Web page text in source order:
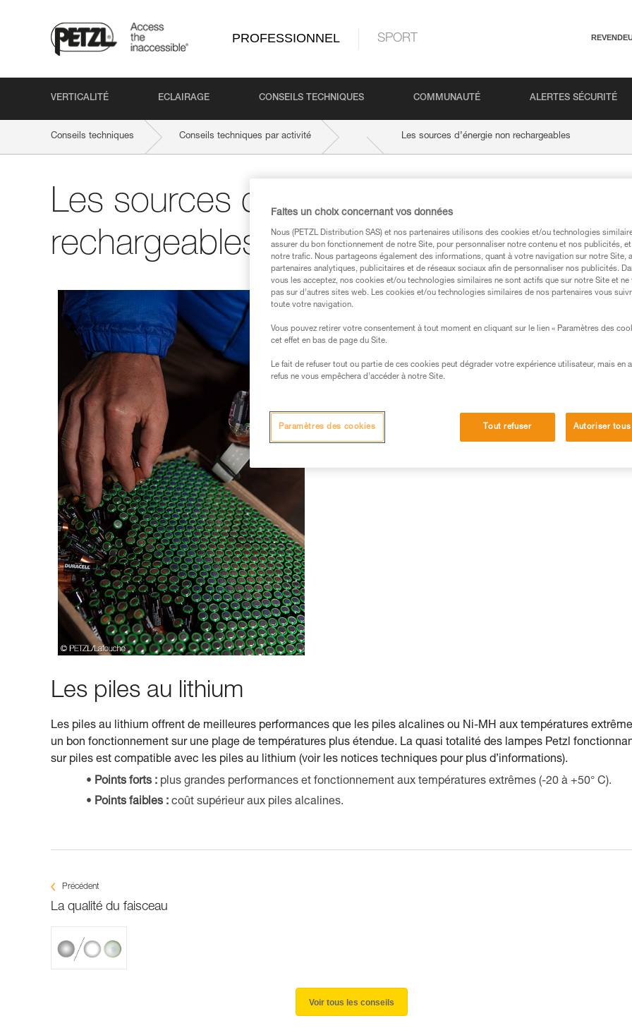
PROFESSIONNEL SPORT
VERTICALITÉ ECLAIRAGE CONSEILS TECHNIQUES COMMUNAUTÉ ALERTES SÉCURITÉ
Conseils techniques Conseils techniques par activité Les sources d’énergie non rechargeables
Les sources d’énergie non
rechargeables
Les piles alcalines
Très répandues et disponibles partout dans le monde, les piles
salines. Elles sont en outre bien adaptées à la plupart des
Points forts :disponibilité, temps de stockage.
Points faibles :
doivent se changer régulièrement lorsque l’on
un usage intensif du produit.
Les piles au lithium
Les piles au lithium offrent de meilleures performances que les piles alcalines ou Ni-MH aux températures
un bon fonctionnement sur une plage de températures plus étendue. La quasi totalité des lampes Petzl
sur piles est compatible avec les piles au lithium (voir les notices techniques pour plus d’informations).
Points forts : plus grandes performances et fonctionnement aux températures extrêmes (-20 à +50° C).
Points faibles : coût supérieur aux piles alcalines.
Précédent
La qualité du faisceau
Voir tous les conseils
Faites un choix concernant vos données
Nous (PETZL Distribution SAS) et nos partenaires utilisons des cookies et/ou technologies
assurer du bon fonctionnement de notre Site, pour personnaliser notre contenu et nos publicités,
notre trafic. Nous partageons également des informations, quant à votre navigation sur notre Site,
partenaires analytiques, publicitaires et de réseaux sociaux afin de personnaliser nos publicités.
vous les acceptez, nos cookies et/ou technologies similaires ne sont actifs que sur notre Site et ne
pas sur d’autres sites web. Les cookies et/ou technologies similaires de nos partenaires vous
toute votre navigation.
Vous pouvez retirer votre consentement à tout moment en cliquant sur le lien « Paramètres des
cet effet en bas de page du Site.
Le fait de refuser tout ou partie de ces cookies peut dégrader votre expérience utilisateur, mais en
refus ne vous empêchera d’accéder à notre Site.
Tout refuser Autoriser
Paramètres des cookies